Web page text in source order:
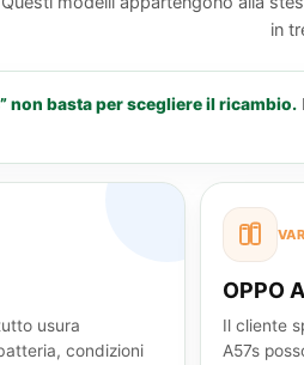
in
non basta per scegliere il ricambio.
usura
condizioni
OPPO
Il cliente
A57s